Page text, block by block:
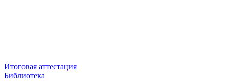
Итоговая аттестация
Библиотека